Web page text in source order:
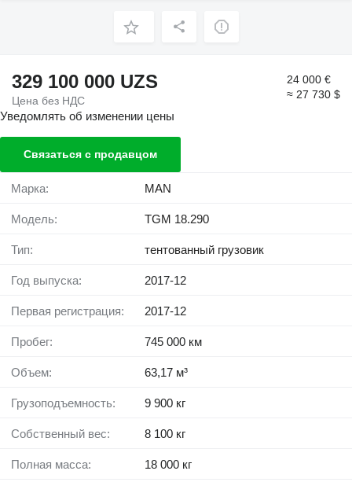
329 100 000 UZS
Цена без НДС
24 000 €
≈ 27 730 $
Уведомлять об изменении цены
Связаться с продавцом
Марка: MAN
Модель: TGM 18.290
Тип: тентованный грузовик
Год выпуска: 2017-12
Первая регистрация: 2017-12
Пробег: 745 000 км
Объем: 63,17 м³
Грузоподъемность: 9 900 кг
Собственный вес: 8 100 кг
Полная масса: 18 000 кг